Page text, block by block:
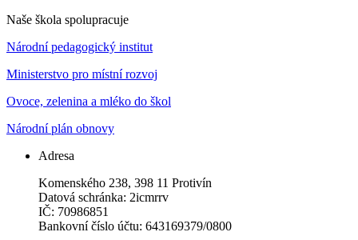
Naše škola spolupracuje
Národní pedagogický institut
Ministerstvo pro místní rozvoj
Ovoce, zelenina a mléko do škol
Národní plán obnovy
Adresa
Komenského 238, 398 11 Protivín
Datová schránka: 2icmrrv
IČ: 70986851
Bankovní číslo účtu: 643169379/0800